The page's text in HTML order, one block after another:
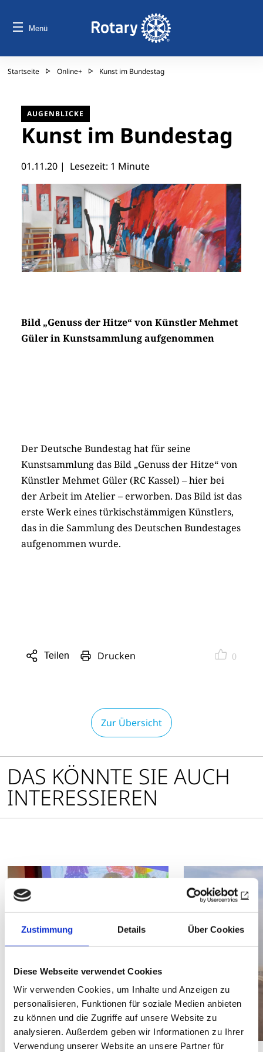
Zustimmung Details Über Cookies
Diese Webseite verwendet Cookies
Wir verwenden Cookies, um Inhalte und Anzeigen zu
personalisieren, Funktionen für soziale Medien anbieten
zu können und die Zugriffe auf unsere Website zu
analysieren. Außerdem geben wir Informationen zu Ihrer
Verwendung unserer Website an unsere Partner für
Menü
Startseite Online+ Kunst im Bundestag
AUGENBLICKE
Kunst im Bundestag
01.11.20 | Lesezeit: 1 Minute
Bild „Genuss der Hitze“ von Künstler Mehmet
Güler in Kunstsammlung aufgenommen
Der Deutsche Bundestag hat für seine
Kunstsammlung das Bild „Genuss der Hitze“ von
Künstler Mehmet Güler (RC Kassel) – hier bei
der Arbeit im Atelier – erworben. Das Bild ist das
erste Werk eines türkischstämmigen Künstlers,
das in die Sammlung des Deutschen Bundestages
aufgenommen wurde.
Teilen
Sharing
Drucken 0
Zur Übersicht
DAS KÖNNTE SIE AUCH
INTERESSIEREN